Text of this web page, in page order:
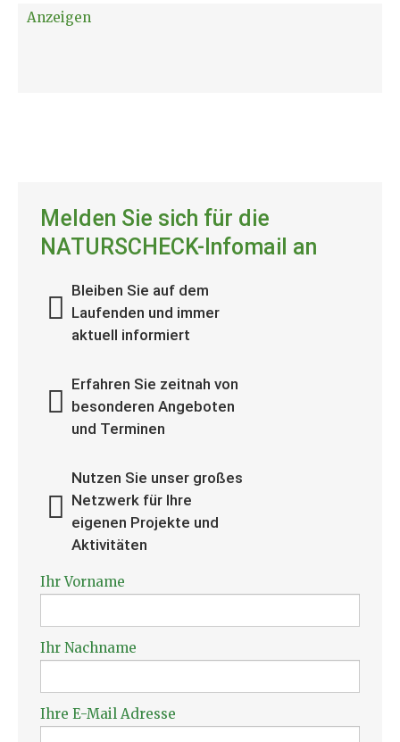
Anzeigen
Melden Sie sich für die
NATURSCHECK-Infomail an
Bleiben Sie auf dem
Laufenden und immer
aktuell informiert
Erfahren Sie zeitnah von
besonderen Angeboten
und Terminen
Nutzen Sie unser großes
Netzwerk für Ihre
eigenen Projekte und
Aktivitäten
Ihr Vorname
Ihr Nachname
Ihre E-Mail Adresse